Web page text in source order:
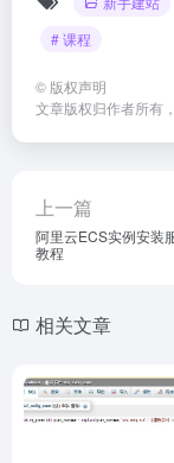
# 课程
© 版权声明
文章版权归作者所有
上一篇
阿里云ECS实例安装
教程
相关文章